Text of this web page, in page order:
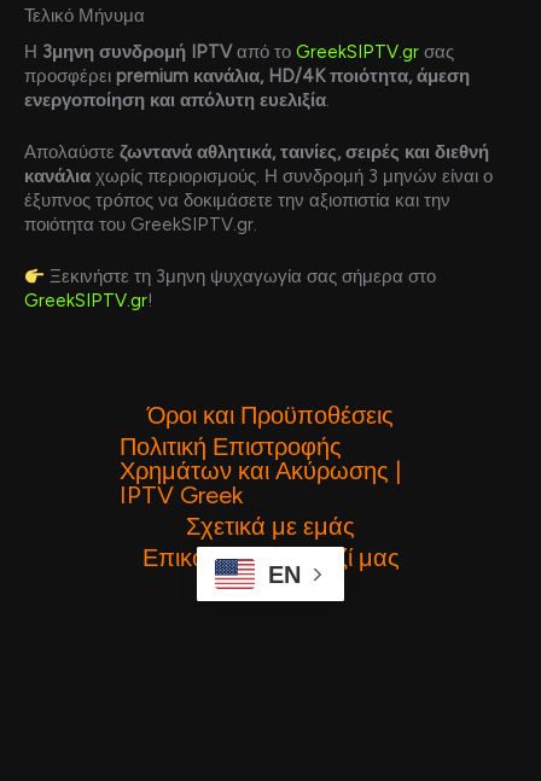
Τελικό Μήνυμα
Η 3μηνη συνδρομή IPTVαπό το GreekSIPTV.gr σας
προσφέρει premium κανάλια, HD/4K ποιότητα, άμεση
ενεργοποίηση και απόλυτη ευελιξία.
Απολαύστε ζωντανά αθλητικά, ταινίες, σειρές και διεθνή
κανάλια χωρίς περιορισμούς. Η συνδρομή 3 μηνών είναι ο
έξυπνος τρόπος να δοκιμάσετε την αξιοπιστία και την
ποιότητα του GreekSIPTV.gr.
Ξεκινήστε τη 3μηνη ψυχαγωγία σας σήμερα στο
GreekSIPTV.gr!
Όροι και Προϋποθέσεις
Πολιτική Επιστροφής
Χρημάτων και Ακύρωσης |
IPTV Greek
Σχετικά με εμάς
Επικοινωνήστε μαζί μας
EN